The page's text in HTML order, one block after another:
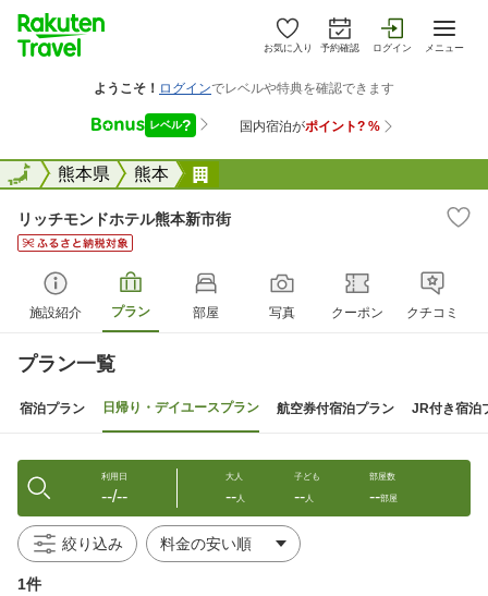
お気に入り 予約確認 ログイン メニュー
全国熊本県 熊本
全国
リッチモンドホテル熊本新市街
施設紹介 プラン 部屋 写真 クーポン クチコミ
プラン一覧
宿泊プラン 日帰り・デイユースプラン 航空券付宿泊プラン JR付き宿泊
利用日
--/--
大人
--人
子ども
--人
部屋数
--部屋
絞り込み
1件